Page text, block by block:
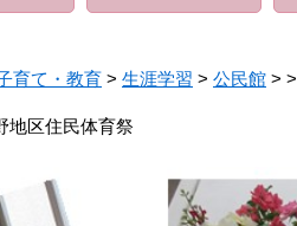
ム
育て・教育 > 生涯学習 > 公民館 > >
地区住民体育祭